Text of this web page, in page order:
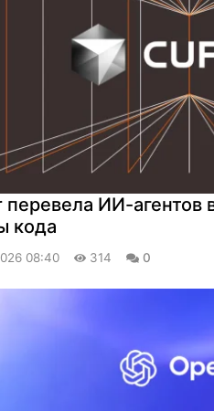
перевела ИИ-агентов
кода
08:40 314 0